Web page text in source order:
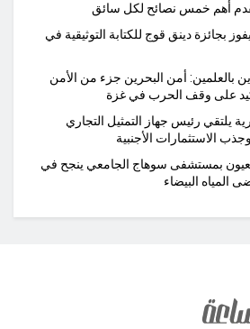
أهم خمس نصائح لكل سائق
بجائزة دينق قوج للكتابة التوثيقية في
بالعلمين: أمن البحرين جزء من الأمن
على وقف الحرب في غزة
يلتقي رئيس جهاز التمثيل التجاري
الاستثمارات الأجنبية
بمستشفى سوهاج الجامعي ينجح في